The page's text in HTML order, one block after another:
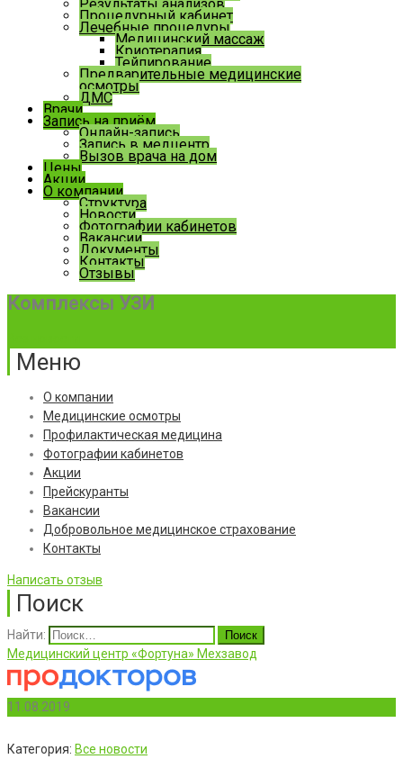
Результаты анализов
Процедурный кабинет
Лечебные процедуры
Медицинский массаж
Криотерапия
Тейпирование
Предварительные медицинские
осмотры
ДМС
Врачи
Запись на приём
Онлайн-запись
Запись в медцентр
Вызов врача на дом
Цены
Акции
О компании
Структура
Новости
Фотографии кабинетов
Вакансии
Документы
Контакты
Отзывы
Комплексы УЗИ
Меню
О компании
Медицинские осмотры
Профилактическая медицина
Фотографии кабинетов
Акции
Прейскуранты
Вакансии
Добровольное медицинское страхование
Контакты
Написать отзыв
Поиск
Найти:
Медицинский центр «Фортуна» Мехзавод
11.08.2019
Категория: Все новости